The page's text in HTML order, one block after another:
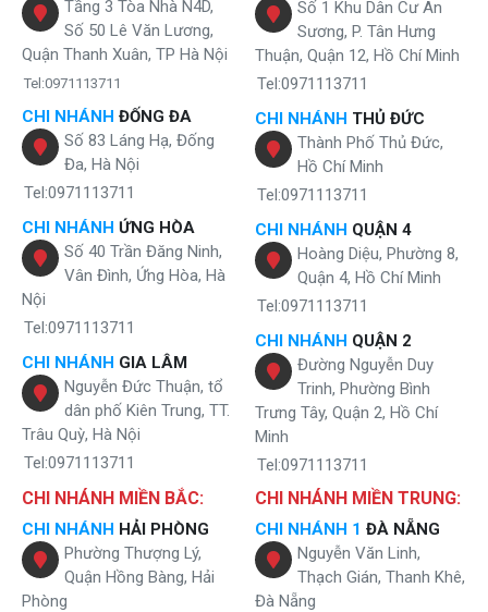
Tầng 3 Tòa Nhà N4D,
Số 50 Lê Văn Lương,
Quận Thanh Xuân, TP Hà Nội
Tel:0971113711
CHI NHÁNH ĐỐNG ĐA
Số 83 Láng Hạ, Đống
Đa, Hà Nội
Tel:0971113711
CHI NHÁNH ỨNG HÒA
Số 40 Trần Đăng Ninh,
Vân Đình, Ứng Hòa, Hà
Nội
Tel:0971113711
CHI NHÁNH GIA LÂM
Nguyễn Đức Thuận, tổ
dân phố Kiên Trung, TT.
Trâu Quỳ, Hà Nội
Tel:0971113711
Số 1 Khu Dân Cư An
Sương, P. Tân Hưng
Thuận, Quận 12, Hồ Chí Minh
Tel:0971113711
CHI NHÁNH THỦ ĐỨC
Thành Phố Thủ Đức,
Hồ Chí Minh
Tel:0971113711
CHI NHÁNH QUẬN 4
Hoàng Diệu, Phường 8,
Quận 4, Hồ Chí Minh
Tel:0971113711
CHI NHÁNH QUẬN 2
Đường Nguyễn Duy
Trinh, Phường Bình
Trưng Tây, Quận 2, Hồ Chí
Minh
Tel:0971113711
CHI NHÁNH MIỀN BẮC:
CHI NHÁNH HẢI PHÒNG
Phường Thượng Lý,
Quận Hồng Bàng, Hải
Phòng
CHI NHÁNH MIỀN TRUNG:
CHI NHÁNH 1 ĐÀ NẴNG
Nguyễn Văn Linh,
Thạch Gián, Thanh Khê,
Đà Nẵng